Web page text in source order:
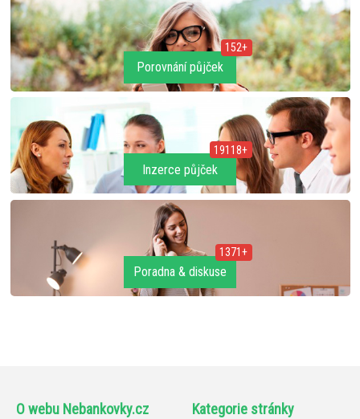
Porovnání půjček
152+
Inzerce půjček
19118+
Poradna & diskuse
1371+
O webu Nebankovky.cz Kategorie stránky